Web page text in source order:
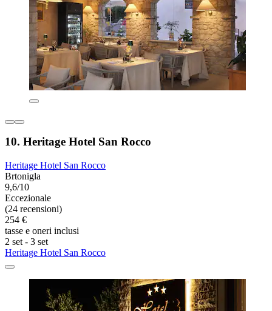
10. Heritage Hotel San Rocco
Heritage Hotel San Rocco
Brtonigla
9,6/10
Eccezionale
(24 recensioni)
254 €
tasse e oneri inclusi
2 set - 3 set
Heritage Hotel San Rocco